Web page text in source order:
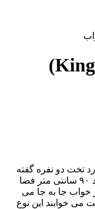
تخت دو نفره گفته
می شود. این مدل تخت ها برای هر نفر حدود ۹۰ سانتی متر فضا
خواب جا به جا می
می خوابند این نوع